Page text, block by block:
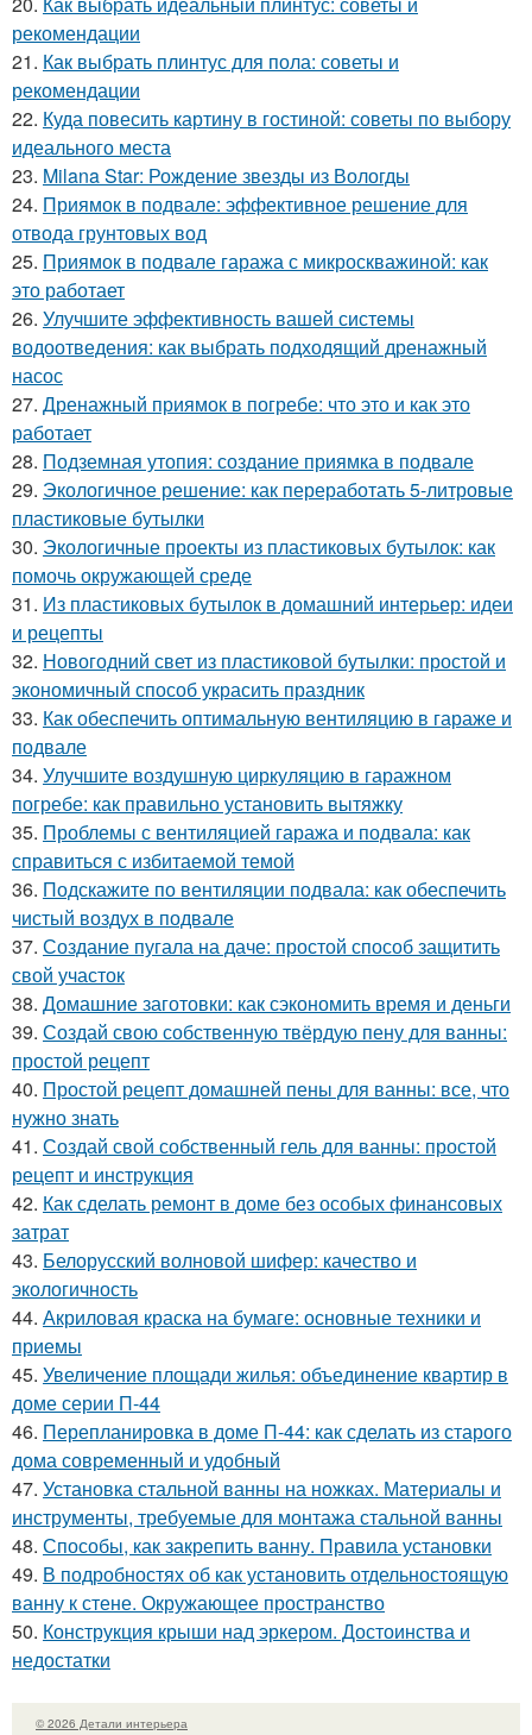
рекомендации
21. Как выбрать плинтус для пола: советы и
рекомендации
22. Куда повесить картину в гостиной: советы по выбору
идеального места
23. Milana Star: Рождение звезды из Вологды
24. Приямок в подвале: эффективное решение для
отвода грунтовых вод
25. Приямок в подвале гаража с микроскважиной: как
это работает
26. Улучшите эффективность вашей системы
водоотведения: как выбрать подходящий дренажный
насос
27. Дренажный приямок в погребе: что это и как это
работает
28. Подземная утопия: создание приямка в подвале
29. Экологичное решение: как переработать 5-литровые
пластиковые бутылки
30. Экологичные проекты из пластиковых бутылок: как
помочь окружающей среде
31. Из пластиковых бутылок в домашний интерьер: идеи
и рецепты
32. Новогодний свет из пластиковой бутылки: простой и
экономичный способ украсить праздник
33. Как обеспечить оптимальную вентиляцию в гараже и
подвале
34. Улучшите воздушную циркуляцию в гаражном
погребе: как правильно установить вытяжку
35. Проблемы с вентиляцией гаража и подвала: как
справиться с избитаемой темой
36. Подскажите по вентиляции подвала: как обеспечить
чистый воздух в подвале
37. Создание пугала на даче: простой способ защитить
свой участок
38. Домашние заготовки: как сэкономить время и деньги
39. Создай свою собственную твёрдую пену для ванны:
простой рецепт
40. Простой рецепт домашней пены для ванны: все, что
нужно знать
41. Создай свой собственный гель для ванны: простой
рецепт и инструкция
42. Как сделать ремонт в доме без особых финансовых
затрат
43. Белорусский волновой шифер: качество и
экологичность
44. Акриловая краска на бумаге: основные техники и
приемы
45. Увеличение площади жилья: объединение квартир в
доме серии П-44
46. Перепланировка в доме П-44: как сделать из старого
дома современный и удобный
47. Установка стальной ванны на ножках. Материалы и
инструменты, требуемые для монтажа стальной ванны
48. Способы, как закрепить ванну. Правила установки
49. В подробностях об как установить отдельностоящую
ванну к стене. Окружающее пространство
50. Конструкция крыши над эркером. Достоинства и
недостатки
© 2026 Детали интерьера